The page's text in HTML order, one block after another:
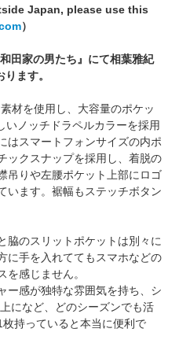
Japan, please use this
）
田家の男たち』にて相葉雅紀
ます。
材を使用し、大容量のポケッ
いノッチドラペルカラーを採用
はスマートフォンサイズの内ポ
ックスナップを採用し、着脱の
吊りや左腰ポケット上部にロゴ
います。裾幅もステッチボタン
脇のスリットポケットは別々に
に手を入れててもスマホなどの
感じません。
ー感が独特な雰囲気を持ち、シ
になど、どのシーズンでも活
持っていると本当に便利で